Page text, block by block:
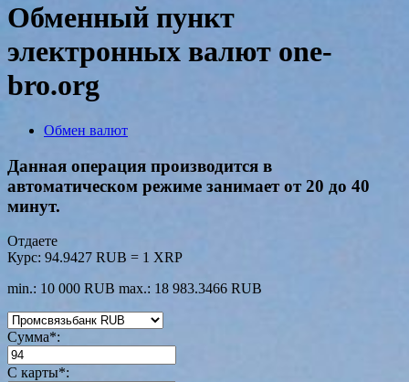
Обменный пункт
электронных валют one-
bro.org
Обмен валют
Данная операция производится в
автоматическом режиме занимает от 20 до 40
минут.
Отдаете
Курс: 94.9427 RUB = 1 XRP
min.: 10 000 RUB max.: 18 983.3466 RUB
Сумма*:
С карты*: